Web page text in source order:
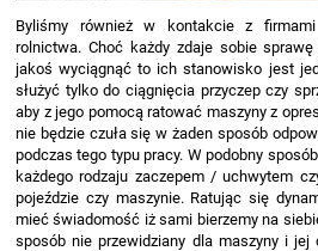
Byliśmy również w kontakcie z
rolnictwa. Choć każdy zdaje sobie
jakoś wyciągnąć to ich stanowisko jest
służyć tylko do ciągnięcia przyczep czy
aby z jego pomocą ratować maszyny z
nie będzie czuła się w żaden sposób
podczas tego typu pracy. W podobny
każdego rodzaju zaczepem / uchwytem
pojeździe czy maszynie. Ratując się
mieć świadomość iż sami bierzemy na
sposób nie przewidziany dla maszyny i